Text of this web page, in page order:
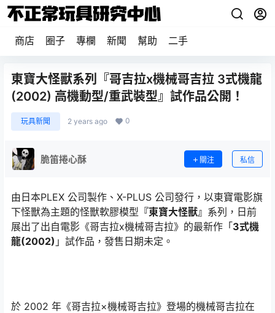
商店 圈子 專欄 新聞 幫助 二手
東寶大怪獸系列『哥吉拉x機械哥吉拉 3式機龍
(2002) 高機動型/重武裝型』試作品公開！
玩具新聞 2 years ago 0
脆笛捲心酥 關注 私信
由日本PLEX 公司製作、X-PLUS 公司發行，以東寶電影旗
下怪獸為主題的怪獸軟膠模型 『東寶大怪獸』 系列，日前
展出了出自電影《哥吉拉x機械哥吉拉》的最新作「3式機
龍(2002) 」試作品，發售日期未定。
於 2002 年《哥吉拉×機械哥吉拉》登場的機械哥吉拉在